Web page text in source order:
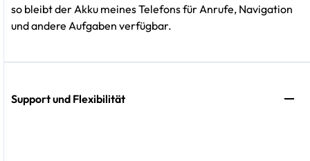
so bleibt der Akku meines Telefons für Anrufe, Navigation
und andere Aufgaben verfügbar.
Support und Flexibilität